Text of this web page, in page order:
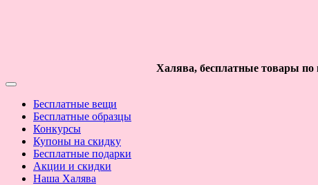
Халява, бесплатные товары по
Бесплатные вещи
Бесплатные образцы
Конкурсы
Купоны на скидку
Бесплатные подарки
Акции и скидки
Наша Халява